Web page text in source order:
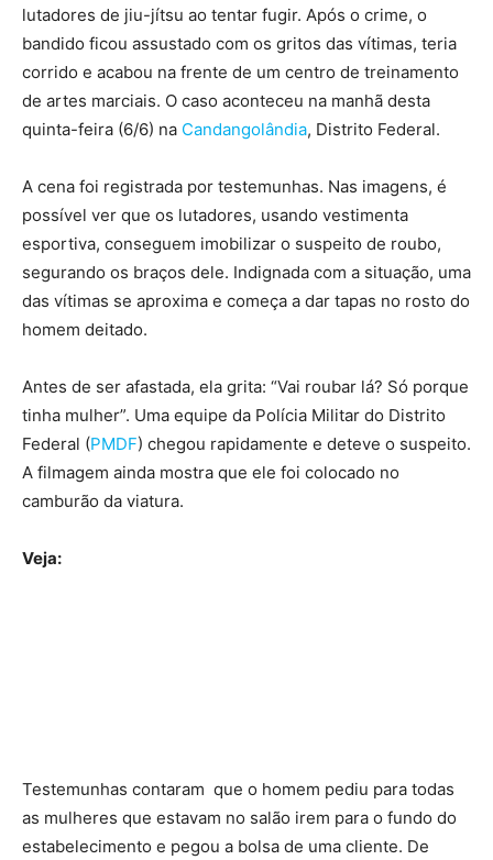
lutadores de jiu-jítsu ao tentar fugir. Após o crime, o
bandido ficou assustado com os gritos das vítimas, teria
corrido e acabou na frente de um centro de treinamento
de artes marciais. O caso aconteceu na manhã desta
quinta-feira (6/6) na Candangolândia, Distrito Federal.
A cena foi registrada por testemunhas. Nas imagens, é
possível ver que os lutadores, usando vestimenta
esportiva, conseguem imobilizar o suspeito de roubo,
segurando os braços dele. Indignada com a situação, uma
das vítimas se aproxima e começa a dar tapas no rosto do
homem deitado.
Antes de ser afastada, ela grita: “Vai roubar lá? Só porque
tinha mulher”. Uma equipe da Polícia Militar do Distrito
Federal (PMDF) chegou rapidamente e deteve o suspeito.
A filmagem ainda mostra que ele foi colocado no
camburão da viatura.
Veja:
Testemunhas contaram que o homem pediu para todas
as mulheres que estavam no salão irem para o fundo do
estabelecimento e pegou a bolsa de uma cliente. De